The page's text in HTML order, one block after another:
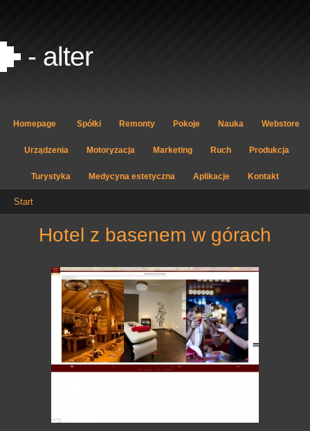
- alter
Homepage Spółki Remonty Pokoje Nauka Webstore
Urządzenia Motoryzacja Marketing Ruch Produkcja
Turystyka Medycyna estetyczna Aplikacje Kontakt
Start
hotel z basenem w górach